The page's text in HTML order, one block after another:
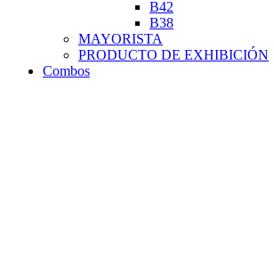
B42
B38
MAYORISTA
PRODUCTO DE EXHIBICIÓN
Combos